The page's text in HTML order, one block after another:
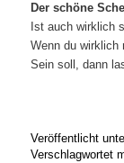
Der schöne
Ist auch wirklich
Wenn du
Sein soll, dann
Veröffentlicht
Verschlagwortet